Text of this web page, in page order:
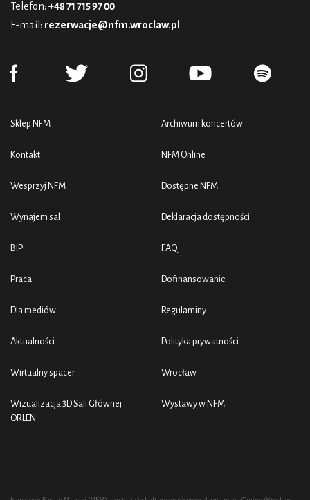
Telefon: +48 71 715 97 00
E-mail: rezerwacje@nfm.wroclaw.pl
Sklep NFM
Kontakt
Wesprzyj NFM
Wynajem sal
BIP
Praca
Dla mediów
Aktualności
Wirtualny spacer
Wizualizacja 3D Sali Głównej
ORLEN
Archiwum koncertów
NFM Online
Dostępne NFM
Deklaracja dostępności
FAQ
Dofinansowanie
Regulaminy
Polityka prywatności
Wrocław
Wystawy w NFM